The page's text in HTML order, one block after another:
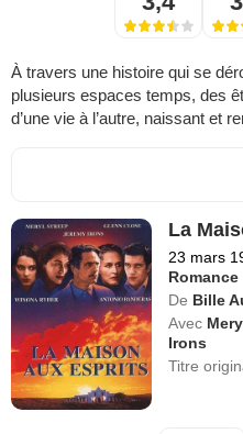
À travers une histoire qui se
plusieurs espaces temps, des
d’une vie à l’autre, naissant et
La
23 mars
Romance
De Bille
Avec
Irons
Titre